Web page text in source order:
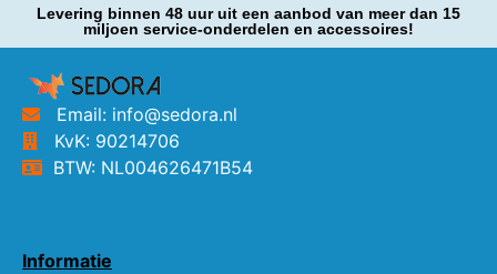
Levering binnen 48 uur uit een aanbod van meer dan 15
miljoen service-onderdelen en accessoires!
Email: info@sedora.nl
KvK: 90214706
BTW: NL004626471B54
Informatie